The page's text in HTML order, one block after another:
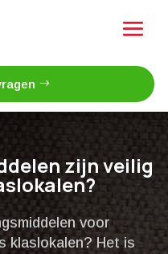
zijn veilig
voor
klaslokalen? Het is